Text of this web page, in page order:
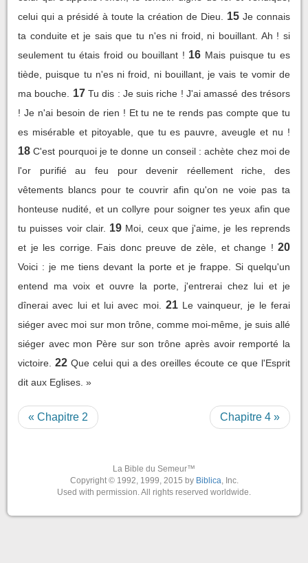
celui qui a présidé à toute la création de Dieu.
15 Je connais
ta conduite et je sais que tu n'es ni froid, ni bouillant. Ah ! si
seulement tu étais froid ou bouillant ! 16 Mais puisque tu es
tiède, puisque tu n'es ni froid, ni bouillant, je vais te vomir de
ma bouche.
17 Tu dis : Je suis riche ! J'ai amassé des trésors
! Je n'ai besoin de rien ! Et tu ne te rends pas compte que tu
es misérable et pitoyable, que tu es pauvre, aveugle et nu !
18 C'est pourquoi je te donne un conseil : achète chez moi de
l'or purifié au feu pour devenir réellement riche, des
vêtements blancs pour te couvrir afin qu'on ne voie pas ta
honteuse nudité, et un collyre pour soigner tes yeux afin que
tu puisses voir clair. 19 Moi, ceux que j'aime, je les reprends
et je les corrige. Fais donc preuve de zèle, et change ! 20
Voici : je me tiens devant la porte et je frappe. Si quelqu'un
entend ma voix et ouvre la porte, j'entrerai chez lui et je
dînerai avec lui et lui avec moi.
21 Le vainqueur, je le ferai
siéger avec moi sur mon trône, comme moi-même, je suis allé
siéger avec mon Père sur son trône après avoir remporté la
victoire. 22 Que celui qui a des oreilles écoute ce que l'Esprit
dit aux Eglises. »
« Chapitre 2 Chapitre 4 »
La Bible du Semeur™
Copyright © 1992, 1999, 2015 by Biblica, Inc.
Used with permission. All rights reserved worldwide.